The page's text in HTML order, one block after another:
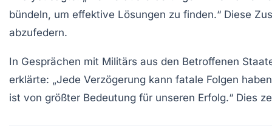
bündeln, um effektive Lösungen zu finden.“ Diese
abzufedern.
In Gesprächen mit Militärs aus den Betroffenen
erklärte: „Jede Verzögerung kann fatale Folgen
ist von größter Bedeutung für unseren Erfolg.“ Dies